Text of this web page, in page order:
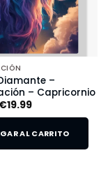
–
– Capricornio
€19.99
AL CARRITO